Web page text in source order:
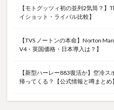
【モトグッツィ初の並列2気筒？】
イショット・ライバル比較】
【TVS ノートンの本命】Norton
V4・英国価格・日本導入は？】
【新型ハーレー883復活か】空冷
帰ってくる？【公式情報と噂まとめ】